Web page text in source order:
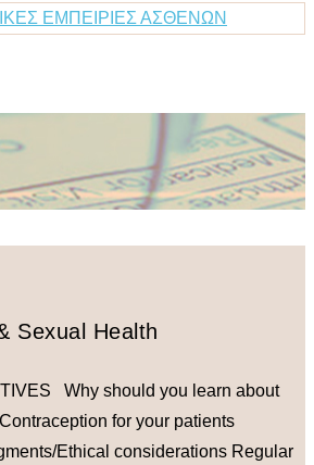
ΕΜΠΕΙΡΙΕΣ ΑΣΘΕΝΩΝ
Sexual Health
Why should you learn about
for your patients
Ethical considerations Regular